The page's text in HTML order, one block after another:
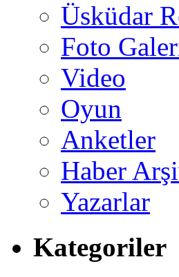
Üsküdar
Foto
Video
Oyun
Anketler
Haber
Yazarlar
Kategoriler